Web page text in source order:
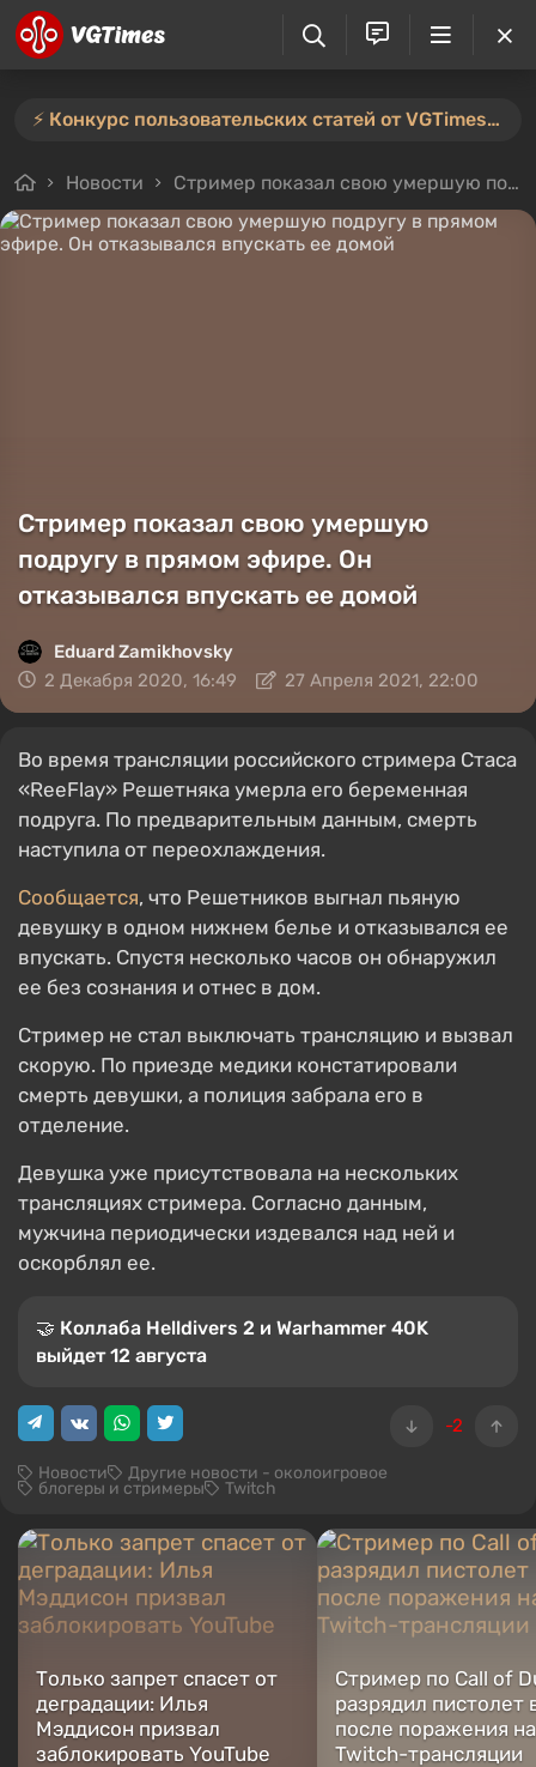
⚡️ Конкурс пользовательских статей от VGTimes продлён — участвуйте тут ⚡️
Новости Стример показал свою умершую подругу в прямом эфире. Он отказывался впускать ее домой
Стример показал свою умершую
подругу в прямом эфире. Он
отказывался впускать ее домой
Eduard Zamikhovsky
2 Декабря 2020, 16:49
27 Апреля 2021, 22:00
Во время трансляции российского стримера Стаса
«ReeFlay» Решетняка умерла его беременная
подруга. По предварительным данным, смерть
наступила от переохлаждения.
Сообщается, что Решетников выгнал пьяную
девушку в одном нижнем белье и отказывался ее
впускать. Спустя несколько часов он обнаружил
ее без сознания и отнес в дом.
Стример не стал выключать трансляцию и вызвал
скорую. По приезде медики констатировали
смерть девушки, а полиция забрала его в
отделение.
Девушка уже присутствовала на нескольких
трансляциях стримера. Согласно данным,
мужчина периодически издевался над ней и
оскорблял ее.
🤝 Коллаба Helldivers 2 и Warhammer 40K
выйдет 12 августа
-2
Новости Другие новости - околоигровое
блогеры и стримеры Twitch
Только запрет спасет от
деградации: Илья
Мэддисон призвал
заблокировать YouTube
Стример по Call of
разрядил пистолет
после поражения на
Twitch-трансляции